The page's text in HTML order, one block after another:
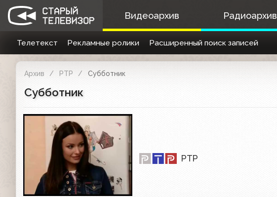
Видеоархив Радиоархив
Телетекст Рекламные ролики Расширенный поиск записей
Архив РТР Субботник
Субботник
РТР